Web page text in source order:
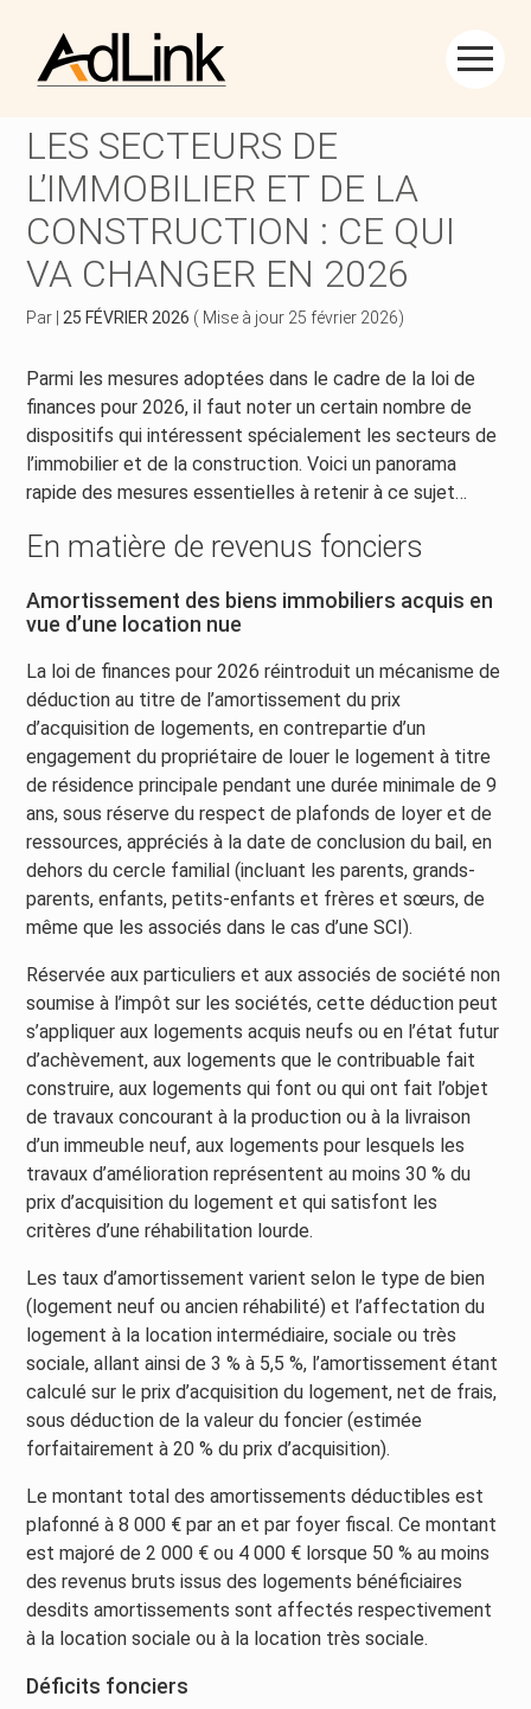
Aller
au
Créer et reprendre une activité
Développer votre entreprise
Construire votre patrimoine
Être prêt pour la facturation électronique
Piloter votre gestion
Gérer vos ressources humaines
Dématérialiser vos documents
LES SECTEURS DE
L’IMMOBILIER ET DE LA
CONSTRUCTION : CE QUI
VA CHANGER EN 2026
Par 25 FÉVRIER 2026 ( Mise à jour 25 février 2026)
Parmi les mesures adoptées dans le cadre de la loi de
finances pour 2026, il faut noter un certain nombre de
dispositifs qui intéressent spécialement les secteurs de
l’immobilier et de la construction. Voici un panorama
rapide des mesures essentielles à retenir à ce sujet…
En matière de revenus fonciers
Amortissement des biens immobiliers acquis en
vue d’une location nue
La loi de finances pour 2026 réintroduit un mécanisme de
déduction au titre de l’amortissement du prix
d’acquisition de logements, en contrepartie d’un
engagement du propriétaire de louer le logement à titre
de résidence principale pendant une durée minimale de 9
ans, sous réserve du respect de plafonds de loyer et de
ressources, appréciés à la date de conclusion du bail, en
dehors du cercle familial (incluant les parents, grands-
parents, enfants, petits-enfants et frères et sœurs, de
même que les associés dans le cas d’une SCI).
Réservée aux particuliers et aux associés de société non
soumise à l’impôt sur les sociétés, cette déduction peut
s’appliquer aux logements acquis neufs ou en l’état futur
d’achèvement, aux logements que le contribuable fait
construire, aux logements qui font ou qui ont fait l’objet
de travaux concourant à la production ou à la livraison
d’un immeuble neuf, aux logements pour lesquels les
travaux d’amélioration représentent au moins 30 % du
prix d’acquisition du logement et qui satisfont les
critères d’une réhabilitation lourde.
Les taux d’amortissement varient selon le type de bien
(logement neuf ou ancien réhabilité) et l’affectation du
logement à la location intermédiaire, sociale ou très
sociale, allant ainsi de 3 % à 5,5 %, l’amortissement étant
calculé sur le prix d’acquisition du logement, net de frais,
sous déduction de la valeur du foncier (estimée
forfaitairement à 20 % du prix d’acquisition).
Le montant total des amortissements déductibles est
plafonné à 8 000 € par an et par foyer fiscal. Ce montant
est majoré de 2 000 € ou 4 000 € lorsque 50 % au moins
des revenus bruts issus des logements bénéficiaires
desdits amortissements sont affectés respectivement
à la location sociale ou à la location très sociale.
Déficits fonciers